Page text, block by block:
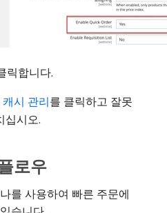
릭합니다.
캐시 관리를 클릭하고 잘못
십시오.
로우
를 사용하여 빠른 주문에